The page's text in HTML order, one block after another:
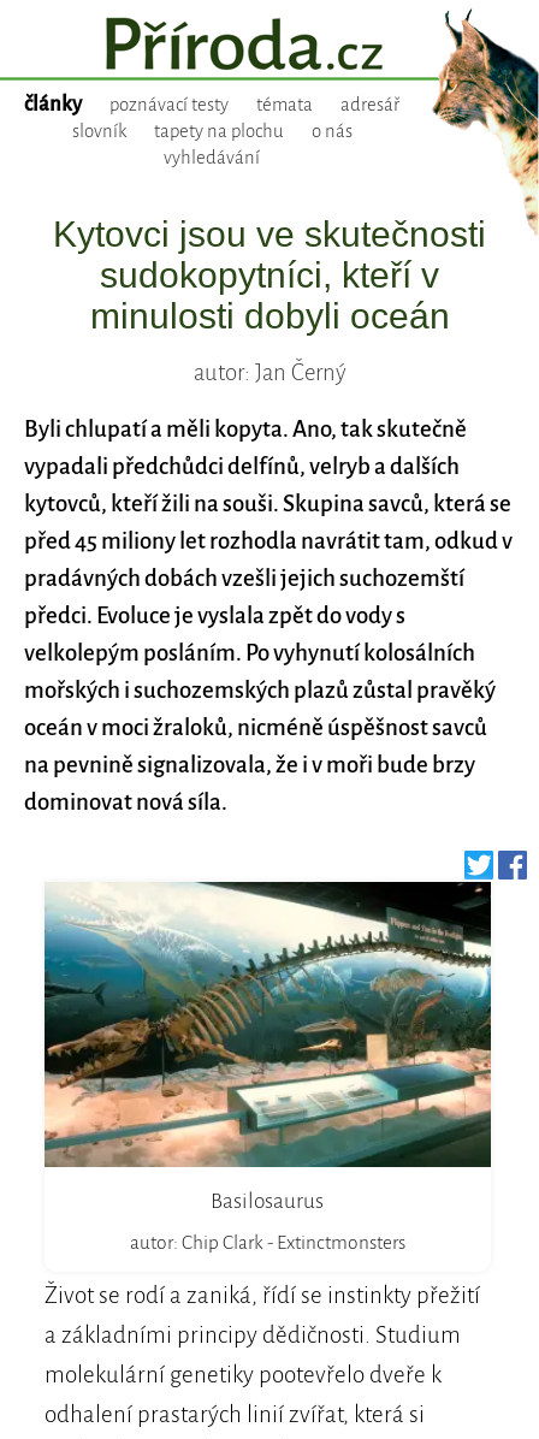
články poznávací testy témata
adresář
slovník
tapety na plochu
o nás
vyhledávání
Kytovci jsou ve skutečnosti
sudokopytníci, kteří v
minulosti dobyli oceán
autor: Jan Černý
Byli chlupatí a měli kopyta. Ano, tak skutečně
vypadali předchůdci delfínů, velryb a dalších
kytovců, kteří žili na souši. Skupina savců, která se
před 45 miliony let rozhodla navrátit tam, odkud v
pradávných dobách vzešli jejich suchozemští
předci. Evoluce je vyslala zpět do vody s
velkolepým posláním. Po vyhynutí kolosálních
mořských i suchozemských plazů zůstal pravěký
oceán v moci žraloků, nicméně úspěšnost savců
na pevnině signalizovala, že i v moři bude brzy
dominovat nová síla.
Basilosaurus
autor: Chip Clark - Extinctmonsters
Život se rodí a zaniká, řídí se instinkty přežití
a základními principy dědičnosti. Studium
molekulární genetiky pootevřelo dveře k
odhalení prastarých linií zvířat, která si